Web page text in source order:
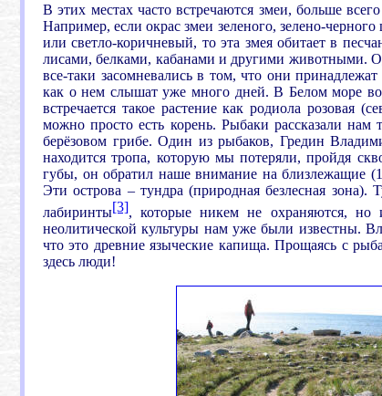
В этих местах часто встречаются змеи, больше
Например, если окрас змеи зеленого, зелено-
или светло-коричневый, то эта змея обитает в
лисами, белками, кабанами и другими животными.
все-таки засомневались в том, что они
как о нем слышат уже много дней. В Белом море
встречается такое растение как родиола розовая
можно просто есть корень. Рыбаки рассказали
берёзовом грибе. Один из рыбаков, Гредин
находится тропа, которую мы потеряли, пройдя
губы, он обратил наше внимание на близлежащие
Эти острова – тундра (природная безлесная зона).
лабиринты[3], которые никем не охраняются, но
неолитической культуры нам уже были известны.
что это древние языческие капища. Прощаясь с
здесь люди!